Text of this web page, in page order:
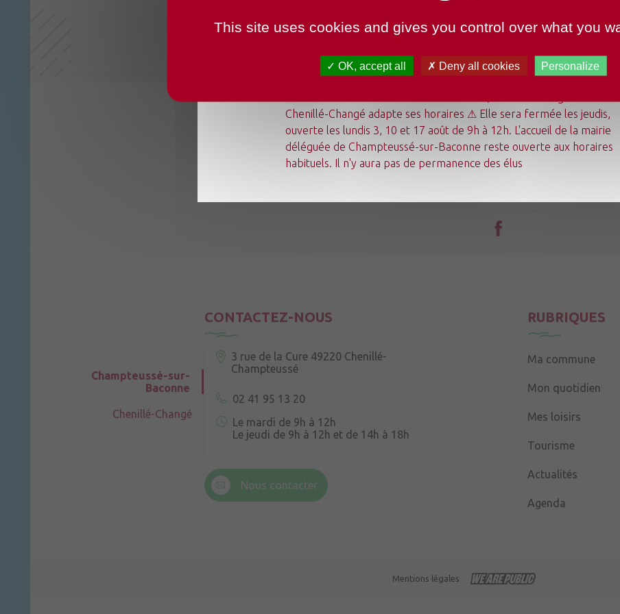
Ma commune
Mon quotidien
Mes loisirs
Tourisme
CONTACTEZ-NOUS
Champteussé-sur-
Baconne
Chenillé-Changé
3 rue de la Cure 49220 Chenillé-
Champteussé
02 41 95 13 20
Le mardi de 9h à 12h
Le jeudi de 9h à 12h et de 14h à 18h
Nous contacter
RUBRIQUES
Ma commune
Mon quotidien
Mes loisirs
Tourisme
Actualités
Agenda
Mentions légales
Chenillé-Changé adapte ses horaires ⚠ Elle sera fermée les jeudis,
ouverte les lundis 3, 10 et 17 août de 9h à 12h. L'accueil de la mairie
déléguée de Champteussé-sur-Baconne reste ouverte aux horaires
habituels. Il n'y aura pas de permanence des élus
This site uses cookies and gives you control over what you
OK, accept all Deny all cookies Personalize